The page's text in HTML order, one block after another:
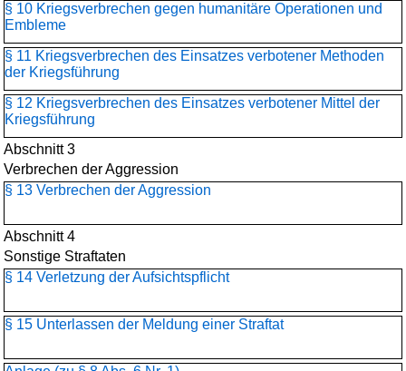
§ 10 Kriegsverbrechen gegen humanitäre Operationen und
Embleme
§ 11 Kriegsverbrechen des Einsatzes verbotener Methoden
der Kriegsführung
§ 12 Kriegsverbrechen des Einsatzes verbotener Mittel der
Kriegsführung
Abschnitt 3
Verbrechen der Aggression
§ 13 Verbrechen der Aggression
Abschnitt 4
Sonstige Straftaten
§ 14 Verletzung der Aufsichtspflicht
§ 15 Unterlassen der Meldung einer Straftat